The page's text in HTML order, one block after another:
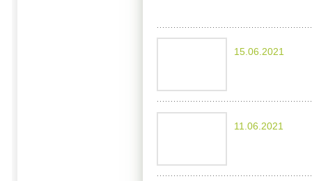
15.06.2021
11.06.2021